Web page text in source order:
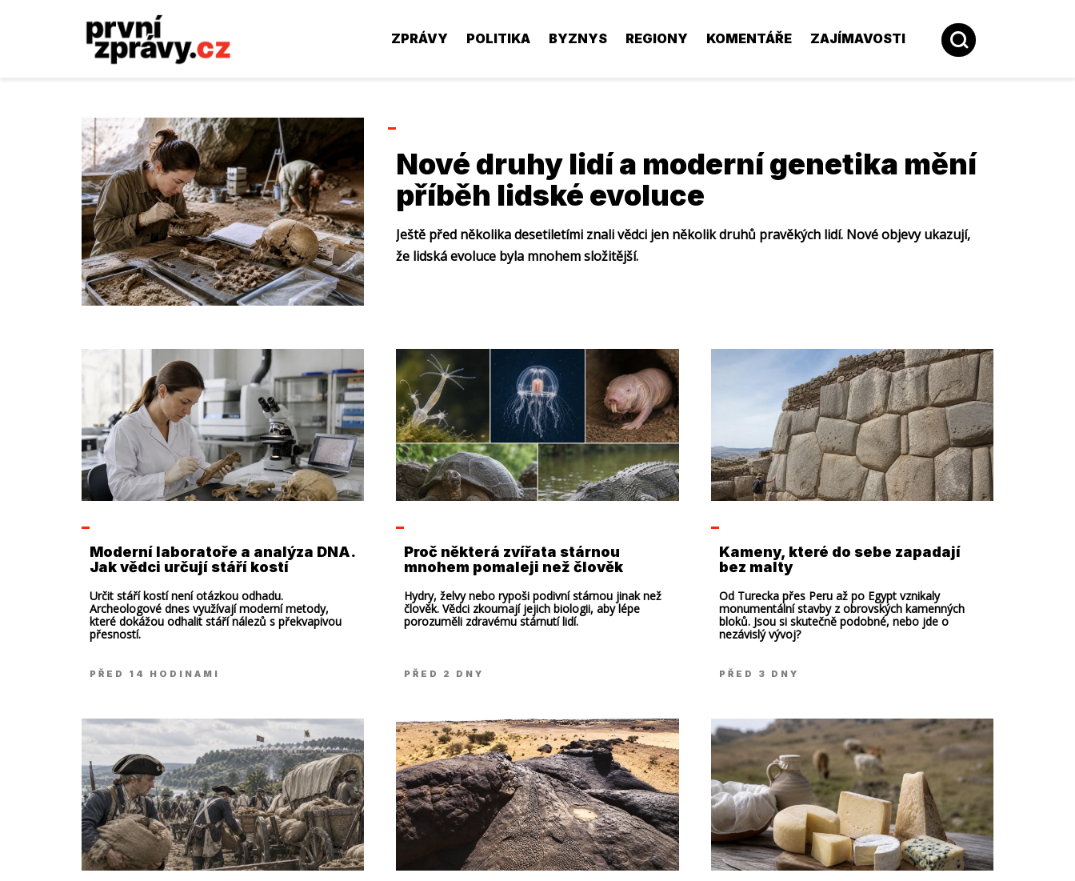
ZPRÁVY POLITIKA BYZNYS REGIONY KOMENTÁŘE ZAJÍMAVOSTI
Nové druhy lidí a moderní genetika mění
příběh lidské evoluce
Ještě před několika desetiletími znali vědci jen několik druhů pravěkých lidí. Nové objevy ukazují,
že lidská evoluce byla mnohem složitější.
Moderní laboratoře a analýza DNA.
Jak vědci určují stáří kostí
Určit stáří kostí není otázkou odhadu.
Archeologové dnes využívají moderní metody,
které dokážou odhalit stáří nálezů s překvapivou
přesností.
PŘED 14 HODINAMI
Proč některá zvířata stárnou
mnohem pomaleji než člověk
Hydry, želvy nebo rypoši podivní stárnou jinak než
člověk. Vědci zkoumají jejich biologii, aby lépe
porozuměli zdravému stárnutí lidí.
PŘED 2 DNY
Kameny, které do sebe zapadají
bez malty
Od Turecka přes Peru až po Egypt vznikaly
monumentální stavby z obrovských kamenných
bloků. Jsou si skutečně podobné, nebo jde o
nezávislý vývoj?
PŘED 3 DNY